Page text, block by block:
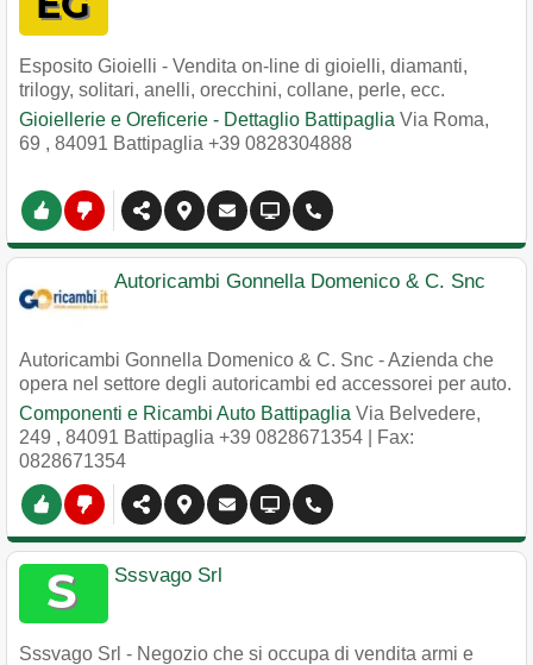
Esposito Gioielli - Vendita on-line di gioielli, diamanti,
trilogy, solitari, anelli, orecchini, collane, perle, ecc.
Gioiellerie e Oreficerie - Dettaglio Battipaglia Via Roma,
69 , 84091 Battipaglia +39 0828304888
Autoricambi Gonnella Domenico & C. Snc
Autoricambi Gonnella Domenico & C. Snc - Azienda che
opera nel settore degli autoricambi ed accessorei per auto.
Componenti e Ricambi Auto Battipaglia Via Belvedere,
249 , 84091 Battipaglia +39 0828671354 | Fax:
0828671354
Sssvago Srl
Sssvago Srl - Negozio che si occupa di vendita armi e